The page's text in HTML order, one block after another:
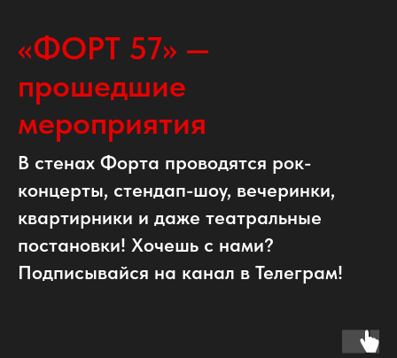
«ФОРТ 57» —
прошедшие
мероприятия
В стенах Форта проводятся рок-
концерты, стендап-шоу, вечеринки,
квартирники и даже театральные
постановки! Хочешь с нами?
Подписывайся на канал в Телеграм!